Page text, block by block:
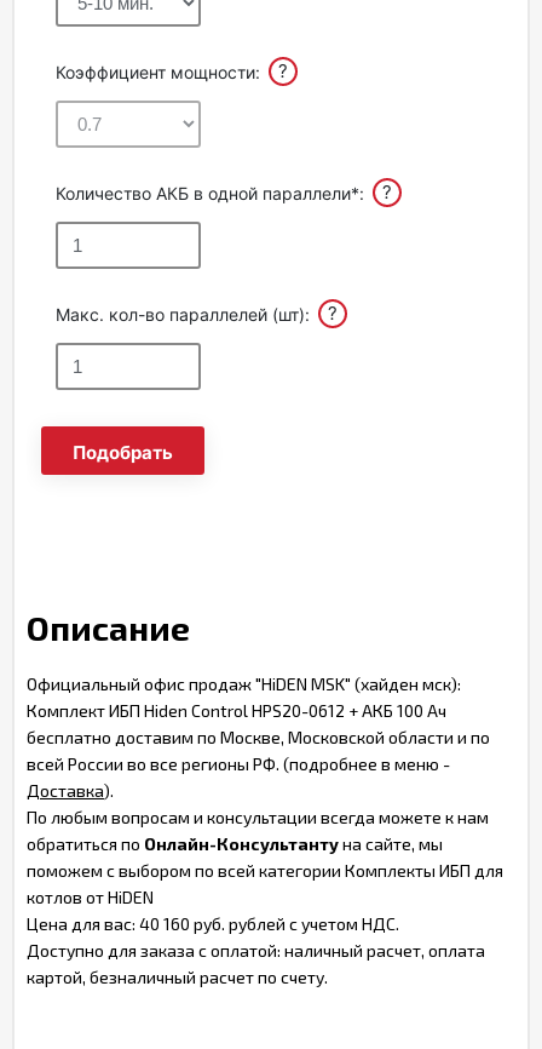
Коэффициент мощности: ?
Количество АКБ в одной параллели*: ?
Макс. кол-во параллелей (шт): ?
Подобрать
Описание
Официальный офис продаж "HiDEN MSK" (хайден мск):
Комплект ИБП Hiden Control HPS20-0612 + АКБ 100 Ач
бесплатно доставим по Москве, Московской области и по
всей России во все регионы РФ. (подробнее в меню -
Доставка).
По любым вопросам и консультации всегда можете к нам
обратиться по Онлайн-Консультантуна сайте, мы
поможем с выбором по всей категории Комплекты ИБП для
котлов от HiDEN
Цена для вас: 40 160 руб. рублей с учетом НДС.
Доступно для заказа с оплатой: наличный расчет, оплата
картой, безналичный расчет по счету.